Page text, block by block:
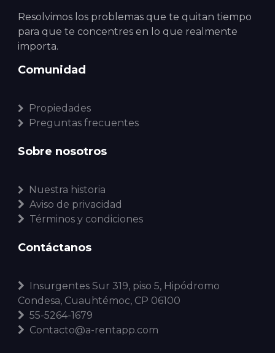
Resolvimos los problemas que te quitan tiempo
para que te concentres en lo que realmente
importa.
Comunidad
Propiedades
Preguntas frecuentes
Sobre nosotros
Nuestra historia
Aviso de privacidad
Términos y condiciones
Contáctanos
Insurgentes Sur 319, piso 5, Hipódromo
Condesa, Cuauhtémoc, CP 06100
55-5264-1679
Contacto@a-rentapp.com